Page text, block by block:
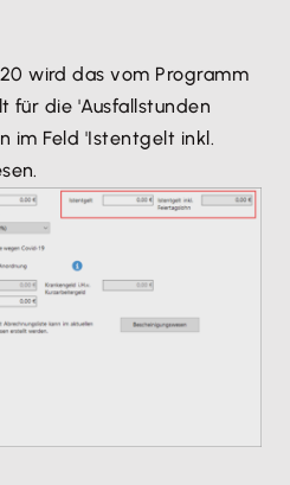
wird das vom Programm
für die 'Ausfallstunden
im Feld 'Istentgelt inkl.